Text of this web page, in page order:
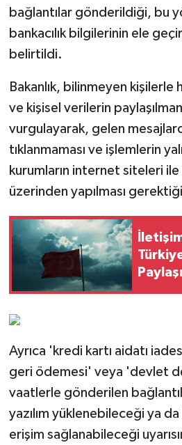
bağlantılar gönderildiği, bu
bankacılık bilgilerinin ele
belirtildi.
Bakanlık, bilinmeyen
ve kişisel verilerin
vurgulayarak, gelen
tıklanmaması ve işlemlerin
kurumların internet siteleri ile
üzerinden yapılması
Ayrıca 'kredi kartı aidatı
geri ödemesi' veya 'devlet
vaatlerle gönderilen
yazılım yüklenebileceği ya
erişim sağlanabileceği